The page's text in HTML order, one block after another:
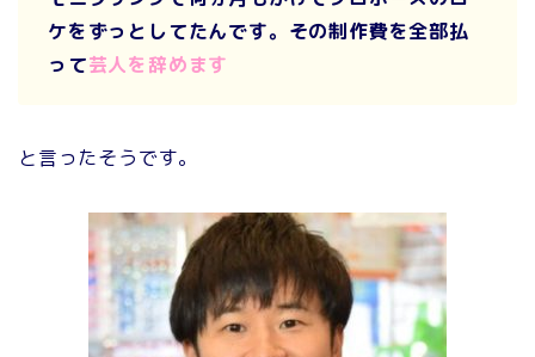
ケをずっとしてたんです。その制作費を全部払
って芸人を辞めます
と言ったそうです。